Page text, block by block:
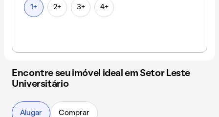
1+ 2+ 3+ 4+
Encontre seu imóvel ideal em Setor Leste
Universitário
Alugar Comprar